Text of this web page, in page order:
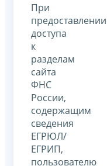
При
предоставлении
доступа
к
разделам
сайта
ФНС
России,
содержащим
сведения
ЕГРЮЛ/
ЕГРИП,
пользователю